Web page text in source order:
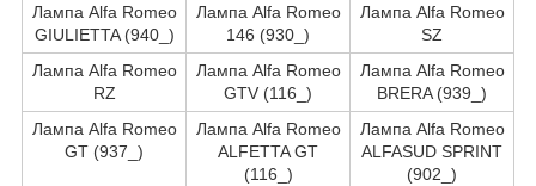
Лампа Alfa Romeo
GIULIETTA (940_)
Лампа Alfa Romeo
146 (930_)
Лампа Alfa Romeo
SZ
Лампа Alfa Romeo
RZ
Лампа Alfa Romeo
GTV (116_)
Лампа Alfa Romeo
BRERA (939_)
Лампа Alfa Romeo
GT (937_)
Лампа Alfa Romeo
ALFETTA GT
(116_)
Лампа Alfa Romeo
ALFASUD SPRINT
(902_)